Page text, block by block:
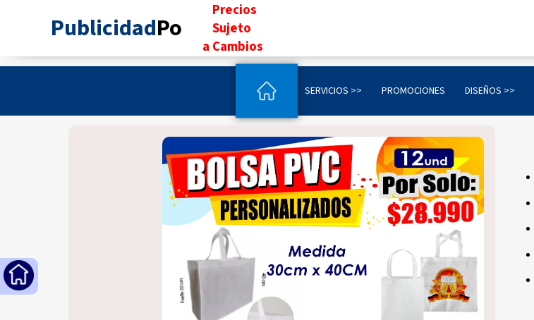
PublicidadPo
Precios
Sujeto
a Cambios
SERVICIOS >> PROMOCIONES DISEÑOS >>